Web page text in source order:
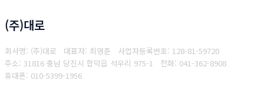
(주)대로
회사명: (주)대로 대표자: 최영춘 사업자등록번호: 128-81-59720
주소: 31816 충남 당진시 합덕읍 석우리 975-1 전화: 041-362-8908
휴대폰: 010-5399-1956